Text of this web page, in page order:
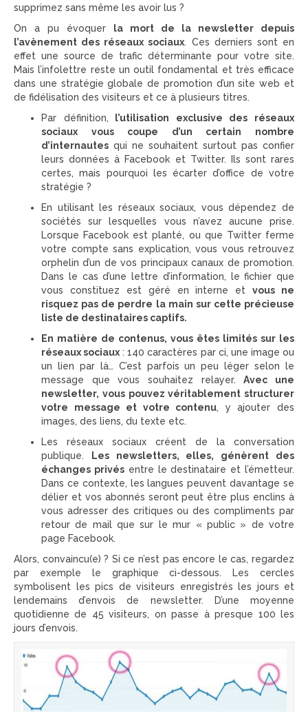
supprimez sans même les avoir lus ?
On a pu évoquer
la mort de la newsletter depuis
l’avènement des réseaux sociaux. Ces derniers sont en
effet une source de trafic déterminante pour votre site.
Mais l’infolettre reste un outil fondamental et très efficace
dans une stratégie globale de promotion d’un site web et
de fidélisation des visiteurs et ce à plusieurs titres.
Par définition, l’utilisation exclusive des réseaux
sociaux vous coupe d’un certain nombre
d’internautes qui ne souhaitent surtout pas confier
leurs données à Facebook et Twitter. Ils sont rares
certes, mais pourquoi les écarter d’office de votre
stratégie ?
En utilisant les réseaux sociaux, vous dépendez de
sociétés sur lesquelles vous n’avez aucune prise.
Lorsque Facebook est planté, ou que Twitter ferme
votre compte sans explication, vous vous retrouvez
orphelin d’un de vos principaux canaux de promotion.
Dans le cas d’une lettre d’information, le fichier que
vous constituez est géré en interne etvous ne
risquez pas de perdre la main sur cette précieuse
liste de destinataires captifs.
En matière de contenus, vous êtes limités sur les
réseaux sociaux : 140 caractères par ci, une image ou
un lien par là… C’est parfois un peu léger selon le
message que vous souhaitez relayer.Avec une
newsletter, vous pouvez véritablement structurer
votre message et votre contenu, y ajouter des
images, des liens, du texte etc.
Les réseaux sociaux créent de la conversation
publique.
Les newsletters, elles, génèrent des
échanges privésentre le destinataire et l’émetteur.
Dans ce contexte, les langues peuvent davantage se
délier et vos abonnés seront peut être plus enclins à
vous adresser des critiques ou des compliments par
retour de mail que sur le mur « public » de votre
page Facebook.
Alors, convaincu(e) ? Si ce n’est pas encore le cas, regardez
par exemple le graphique ci-dessous. Les cercles
symbolisent les pics de visiteurs enregistrés les jours et
lendemains d’envois de newsletter. D’une moyenne
quotidienne de 45 visiteurs, on passe à presque 100 les
jours d’envois.